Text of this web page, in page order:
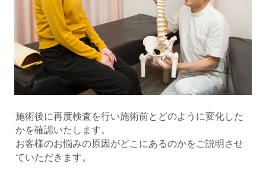
施術後に再度検査を行い施術前とどのように変化した
かを確認いたします。
お客様のお悩みの原因がどこにあるのかをご説明させ
ていただきます。